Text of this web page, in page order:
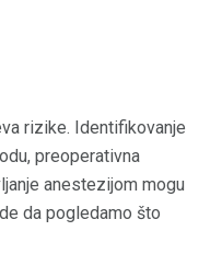
rizike. Identifikovanje
preoperativna
anestezijom mogu
da pogledamo što